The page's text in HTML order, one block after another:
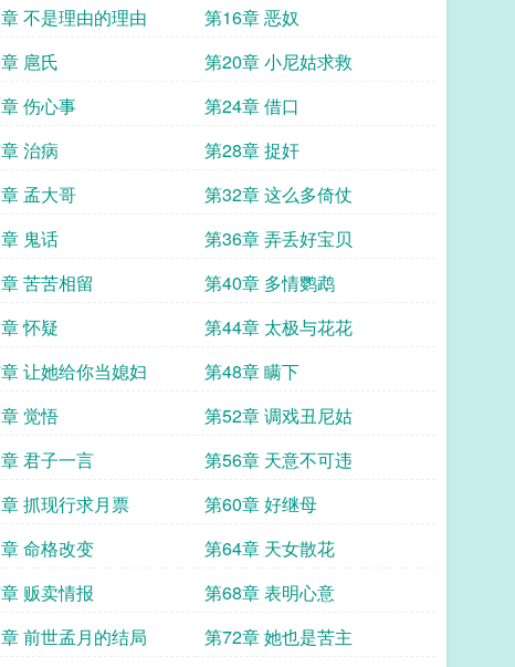
不是理由的理由
第16章 恶奴
扈氏
第20章 小尼姑求救
伤心事
第24章 借口
治病
第28章 捉奸
孟大哥
第32章 这么多倚仗
鬼话
第36章 弄丢好宝贝
苦苦相留
第40章 多情鹦鹉
怀疑
第44章 太极与花花
让她给你当媳妇
第48章 瞒下
觉悟
第52章 调戏丑尼姑
君子一言
第56章 天意不可违
抓现行求月票
第60章 好继母
命格改变
第64章 天女散花
贩卖情报
第68章 表明心意
前世孟月的结局
第72章 她也是苦主